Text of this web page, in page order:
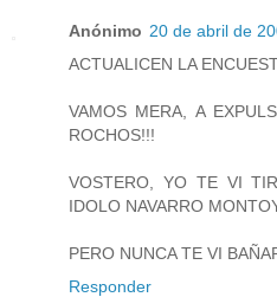
Anónimo 20 de abril de
ACTUALICEN LA
VAMOS MERA, A
ROCHOS!!!
VOSTERO, YO TE VI
IDOLO NAVARRO
PERO NUNCA TE VI
Responder